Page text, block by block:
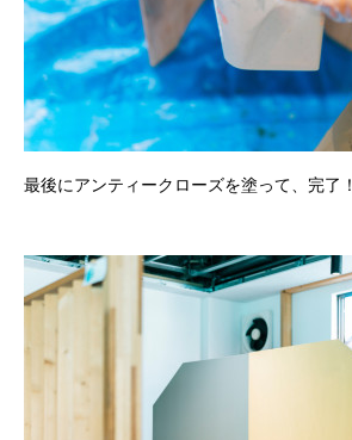
最後にアンティークローズを塗って、完了！